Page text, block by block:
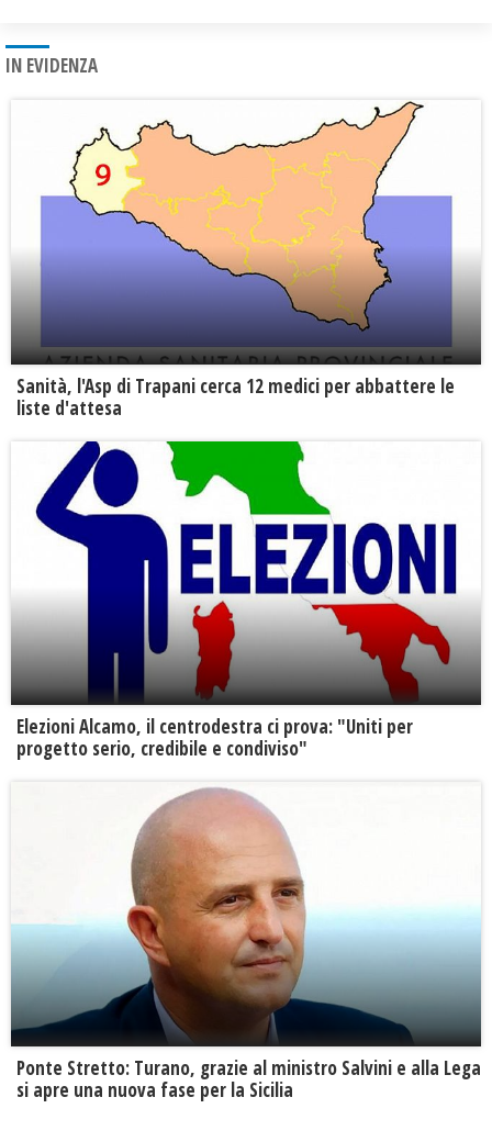
IN EVIDENZA
Sanità, l'Asp di Trapani cerca 12 medici per abbattere le
liste d'attesa
Elezioni Alcamo, il centrodestra ci prova: "Uniti per
progetto serio, credibile e condiviso"
Ponte Stretto: Turano, grazie al ministro Salvini e alla Lega
si apre una nuova fase per la Sicilia